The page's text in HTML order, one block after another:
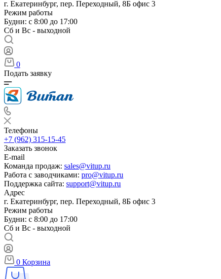
г. Екатеринбург, пер. Переходный, 8Б офис 3
Режим работы
Будни: с 8:00 до 17:00
Сб и Вс - выходной
0
Подать заявку
Телефоны
+7 (962) 315-15-45
Заказать звонок
E-mail
Команда продаж: sales@vitup.ru
Работа с заводчиками: pro@vitup.ru
Поддержка сайта: support@vitup.ru
Адрес
г. Екатеринбург, пер. Переходный, 8Б офис 3
Режим работы
Будни: с 8:00 до 17:00
Сб и Вс - выходной
0 Корзина